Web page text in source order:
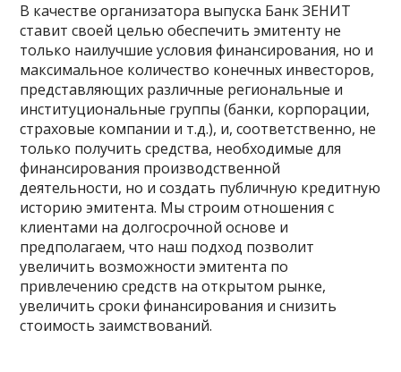
В качестве организатора выпуска Банк ЗЕНИТ
ставит своей целью обеспечить эмитенту не
только наилучшие условия финансирования, но и
максимальное количество конечных инвесторов,
представляющих различные региональные и
институциональные группы (банки, корпорации,
страховые компании и т.д.), и, соответственно, не
только получить средства, необходимые для
финансирования производственной
деятельности, но и создать публичную кредитную
историю эмитента. Мы строим отношения с
клиентами на долгосрочной основе и
предполагаем, что наш подход позволит
увеличить возможности эмитента по
привлечению средств на открытом рынке,
увеличить сроки финансирования и снизить
стоимость заимствований.